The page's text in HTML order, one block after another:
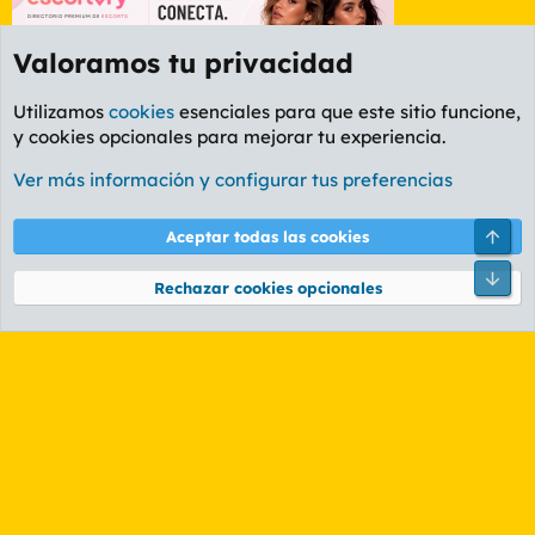
Foro Informática y Videojuegos
Cookies
PL OLDSTYLE AMARILLO
Términos y reglas Política de privacidad Ayuda
Community platform by XenForo® © 2010-2026 XenForo Ltd.
Valoramos tu privacidad
Utilizamos cookies esenciales para que este sitio funcione,
y cookies opcionales para mejorar tu experiencia.
Ver más información y configurar tus preferencias
Aceptar todas las cookies
Rechazar cookies opcionales
Pie